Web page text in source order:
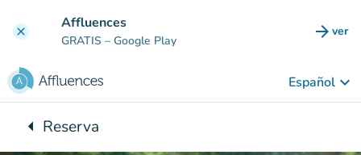
clear Affluences
GRATIS – Google Play arrow_forward ver
Español keyboard_arrow_down
arrow_leftVuelta:
Reserva